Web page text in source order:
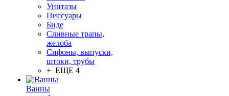
Унитазы
Писсуары
Биде
Сливные трапы,
желоба
Сифоны, выпуски,
штоки, трубы
+ ЕЩЕ 4
Ванны